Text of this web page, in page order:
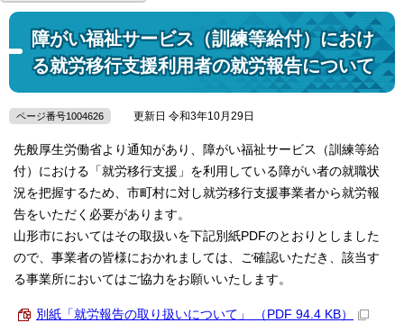
障がい福祉サービス（訓練等給付）におけ
る就労移行支援利用者の就労報告について
ページ番号1004626 更新日 令和3年10月29日
先般厚生労働省より通知があり、障がい福祉サービス（訓練等給
付）における「就労移行支援」を利用している障がい者の就職状
況を把握するため、市町村に対し就労移行支援事業者から就労報
告をいただく必要があります。
山形市においてはその取扱いを下記別紙PDFのとおりとしました
ので、事業者の皆様におかれましては、ご確認いただき、該当す
る事業所においてはご協力をお願いいたします。
別紙「就労報告の取り扱いについて」 （PDF 94.4 KB）